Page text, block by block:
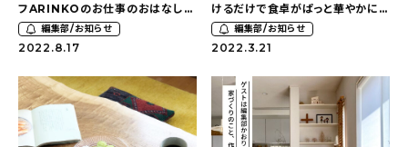
お問い合わせ
フARINKOのお仕事のおはなし
（前編）編集部/お知らせ
2022.8.17
けるだけで食卓がぱっと華やかに
なるdailyオリジナルプレート（食
洗機・レンジ可）の登場です！
編集部/お知らせ
2022.3.21